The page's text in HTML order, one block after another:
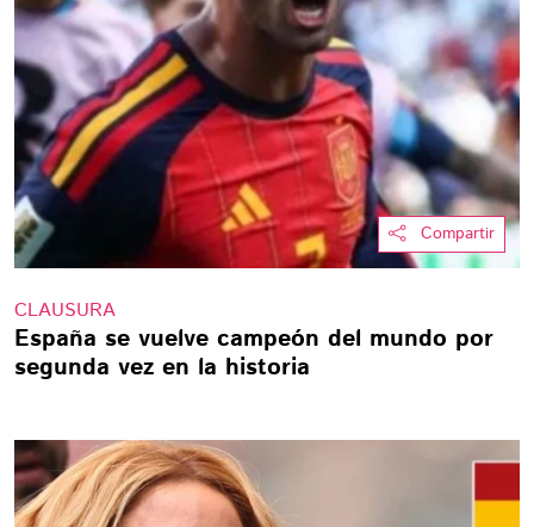
Compartir
CLAUSURA
España se vuelve campeón del mundo por
segunda vez en la historia